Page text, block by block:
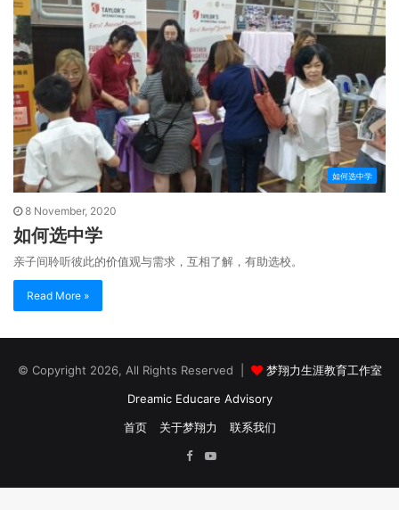
如何选中学
8 November, 2020
如何选中学
亲子间聆听彼此的价值观与需求，互相了解，有助选校。
Read More »
© Copyright 2026, All Rights Reserved |
梦翔力生涯教育工作室
Dreamic Educare Advisory
首页
关于梦翔力
联系我们
Facebook
YouTube